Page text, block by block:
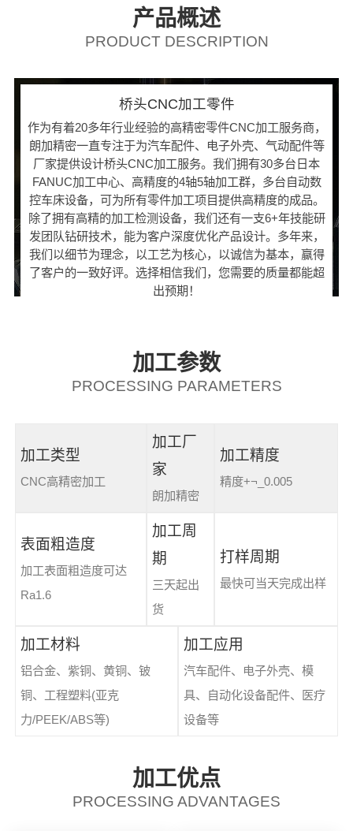
产品概述
PRODUCT DESCRIPTION
桥头CNC加工零件
作为有着20多年行业经验的高精密零件CNC加工服务商，
朗加精密一直专注于为汽车配件、电子外壳、气动配件等
厂家提供设计桥头CNC加工服务。我们拥有30多台日本
FANUC加工中心、高精度的4轴5轴加工群，多台自动数
控车床设备，可为所有零件加工项目提供高精度的成品。
除了拥有高精的加工检测设备，我们还有一支6+年技能研
发团队钻研技术，能为客户深度优化产品设计。多年来，
我们以细节为理念，以工艺为核心，以诚信为基本，赢得
了客户的一致好评。选择相信我们，您需要的质量都能超
出预期！
加工参数
PROCESSING PARAMETERS
加工类型
CNC高精密加工
加工厂
家
朗加精密
加工精度
精度+¬_0.005
表面粗造度
加工表面粗造度可达
Ra1.6
加工周
期
三天起出
货
打样周期
最快可当天完成出样
加工材料
铝合金、紫铜、黄铜、铍
铜、工程塑料(亚克
力/PEEK/ABS等)
加工应用
汽车配件、电子外壳、模
具、自动化设备配件、医疗
设备等
加工优点
PROCESSING ADVANTAGES